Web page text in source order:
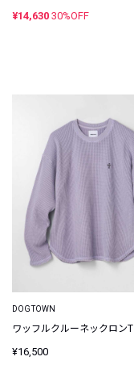
¥14,630 30%OFF
DOGTOWN
ワッフルクルーネックロンT
¥16,500